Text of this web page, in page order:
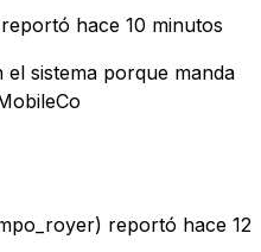
reportó hace 10 minutos
sistema porque manda
reportó hace 12